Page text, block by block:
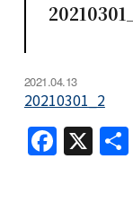
2021.04.13
20210301_2
F
a
X